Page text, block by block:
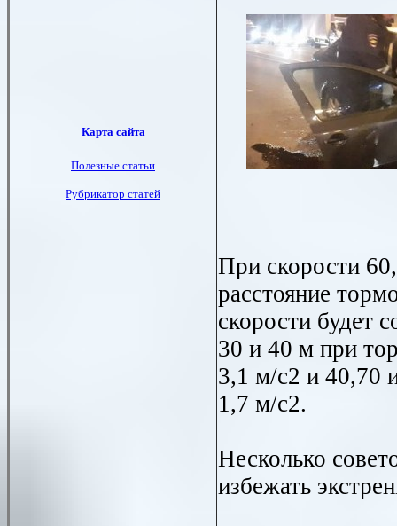
При скорости
расстояние
скорости будет
30 и 40 м при
3,1 м/с2 и 40,70
1,7 м/с2.
Несколько
избежать